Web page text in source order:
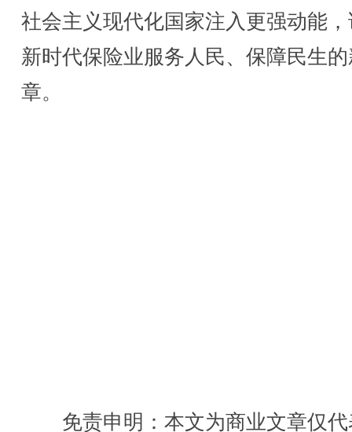
社会主义现代化国家注入更强动能
新时代保险业服务人民、保障民生
章。
免责申明：本文为商业文章仅代